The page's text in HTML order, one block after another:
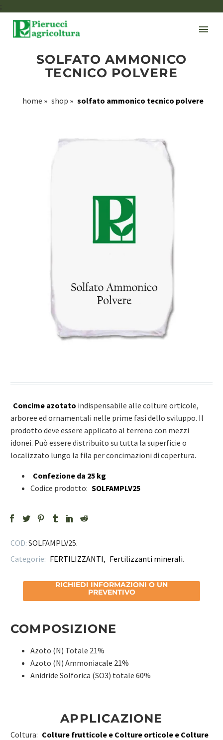
;
SOLFATO AMMONICO
TECNICO POLVERE
home » shop » solfato ammonico tecnico polvere
Concime azotato indispensabile alle colture orticole,
arboree ed ornamentali nelle prime fasi dello sviluppo. Il
prodotto deve essere applicato al terreno con mezzi
idonei. Può essere distribuito su tutta la superficie o
localizzato lungo la fila per concimazioni di copertura.
Confezione da 25 kg
Codice prodotto: SOLFAMPLV25
COD: SOLFAMPLV25.
Categorie: FERTILIZZANTI, Fertilizzanti minerali.
RICHIEDI INFORMAZIONI O UN
PREVENTIVO
COMPOSIZIONE
Azoto (N) Totale 21%
Azoto (N) Ammoniacale 21%
Anidride Solforica (SO3) totale 60%
APPLICAZIONE
Coltura: Colture frutticole e Colture orticole e Colture